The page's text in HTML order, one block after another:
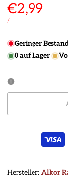
€2,99
STÜCKPREIS
/PRO
Geringer Bestand
0auf Lager
Hersteller: Alkor